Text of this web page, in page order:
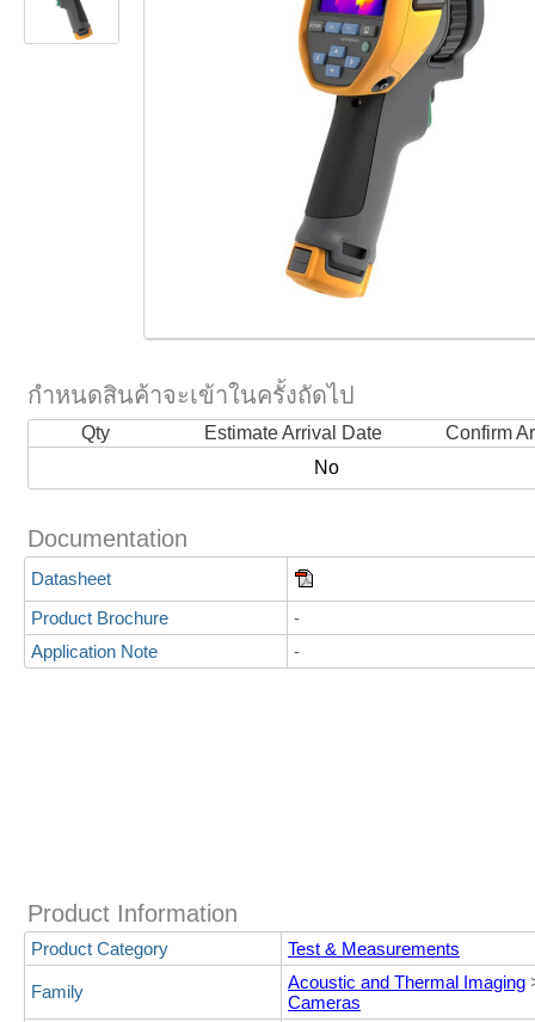
กำหนดสินค้าจะเข้าในครั้งถัดไป
Qty Estimate Arrival Date
Confirm
No
Documentation
Datasheet
Product Brochure
-
Application Note
-
Product Information
Product Category Test & Measurements
Family Acoustic and Thermal Imaging
Cameras